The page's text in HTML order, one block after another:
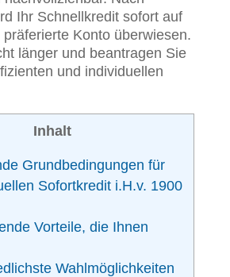
Ihr Schnellkredit sofort auf
Konto überwiesen.
länger und beantragen Sie
und individuellen
Inhalt
Grundbedingungen für
Sofortkredit i.H.v. 1900
Vorteile, die Ihnen
Wahlmöglichkeiten